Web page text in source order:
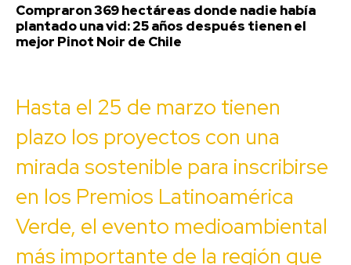
Compraron 369 hectáreas donde nadie había
plantado una vid: 25 años después tienen el
mejor Pinot Noir de Chile
Hasta el 25 de marzo tienen
plazo los proyectos con una
mirada sostenible para inscribirse
en los Premios Latinoamérica
Verde, el evento medioambiental
más importante de la región que